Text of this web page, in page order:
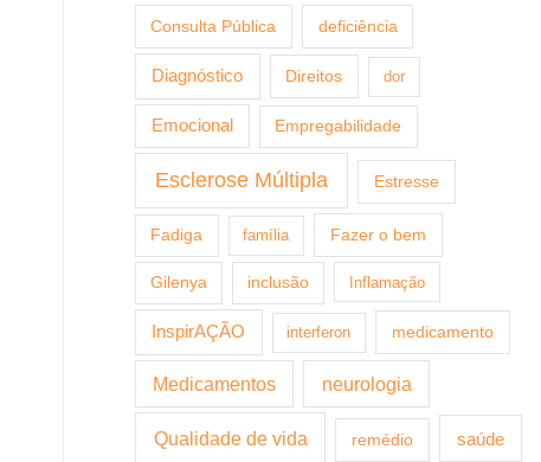
Consulta Pública deficiência
Diagnóstico Direitos dor
Emocional Empregabilidade
Esclerose Múltipla Estresse
Fadiga família Fazer o bem
Gilenya inclusão Inflamação
InspirAÇÃO interferon medicamento
Medicamentos neurologia
Qualidade de vida remédio saúde